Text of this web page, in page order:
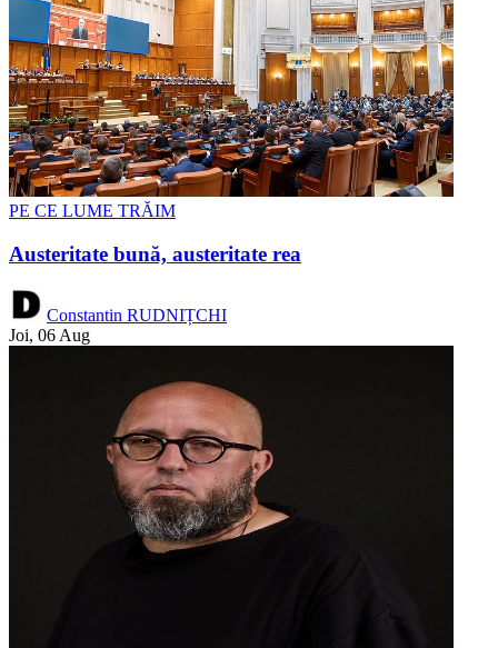
PE CE LUME TRĂIM
Austeritate bună, austeritate rea
Constantin RUDNIȚCHI
Joi, 06 Aug